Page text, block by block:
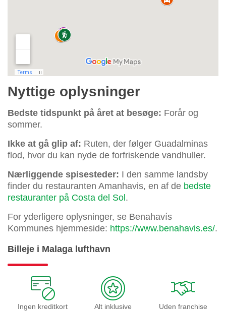
Nyttige oplysninger
Bedste tidspunkt på året at besøge: Forår og
sommer.
Ikke at gå glip af: Ruten, der følger Guadalminas
flod, hvor du kan nyde de forfriskende vandhuller.
Nærliggende spisesteder: I den samme landsby
finder du restauranten Amanhavis, en af de bedste
restauranter på Costa del Sol.
For yderligere oplysninger, se Benahavís
Kommunes hjemmeside: https://www.benahavis.es/.
Billeje i Malaga lufthavn
Ingen kreditkort Alt inklusive Uden franchise